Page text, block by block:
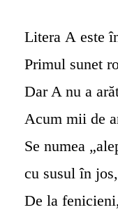
Litera A este
Primul sunet
Dar A nu a
Acum mii de
Se numea
cu susul în
De la